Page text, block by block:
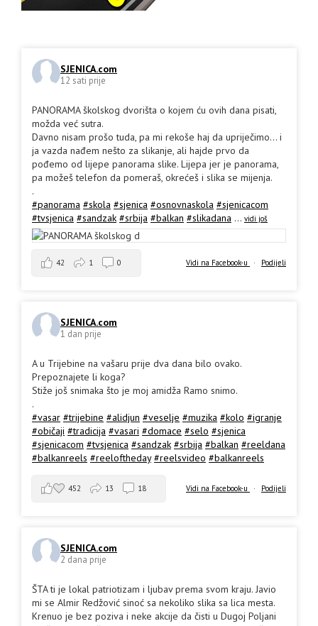
SJENICA.com
12 sati prije
PANORAMA školskog dvorišta o kojem ću ovih dana pisati,
možda već sutra.
Davno nisam prošo tuda, pa mi rekoše haj da upriječimo... i
ja vazda nađem nešto za slikanje, ali hajde prvo da
pođemo od lijepe panorama slike. Lijepa jer je panorama,
pa možeš telefon da pomeraš, okrećeš i slika se mijenja.
.
#panorama #skola #sjenica #osnovnaskola #sjenicacom
#tvsjenica #sandzak #srbija #balkan #slikadana ... vidi još
Vidi na Facebook-u · Podijeli
42 1 0
SJENICA.com
1 dan prije
A u Trijebine na vašaru prije dva dana bilo ovako.
Prepoznajete li koga?
Stiže još snimaka što je moj amidža Ramo snimo.
.
#vasar #trijebine #alidjun #veselje #muzika #kolo #igranje
#običaji #tradicija #vasari #domace #selo #sjenica
#sjenicacom #tvsjenica #sandzak #srbija #balkan #reeldana
#balkanreels #reeloftheday #reelsvideo #balkanreels
Vidi na Facebook-u · Podijeli
452 13 18
SJENICA.com
2 dana prije
ŠTA ti je lokal patriotizam i ljubav prema svom kraju. Javio
mi se Almir Redžović sinoć sa nekoliko slika sa lica mesta.
Krenuo je bez poziva i neke akcije da čisti u Dugoj Poljani